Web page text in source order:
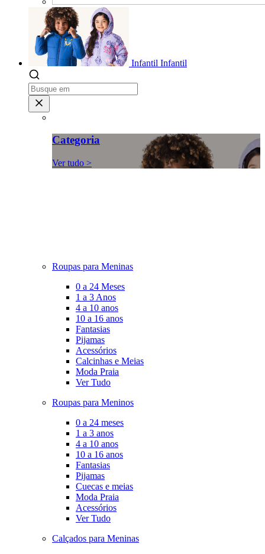
Infantil Infantil
Categoria
Ver tudo >
Roupas para Meninas
0 a 24 Meses
1 a 3 Anos
4 a 10 anos
10 a 16 anos
Fantasias
Pijamas
Acessórios
Calcinhas e Meias
Moda Praia
Ver Tudo
Roupas para Meninos
0 a 24 meses
1 a 3 anos
4 a 10 anos
10 a 16 anos
Fantasias
Pijamas
Cuecas e meias
Moda Praia
Acessórios
Ver Tudo
Calçados para Meninas